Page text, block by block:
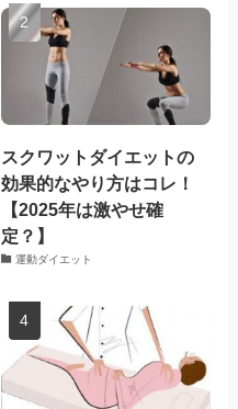
スクワットダイエットの
効果的なやり方はコレ！
【2025年は激やせ確
定？】
運動ダイエット